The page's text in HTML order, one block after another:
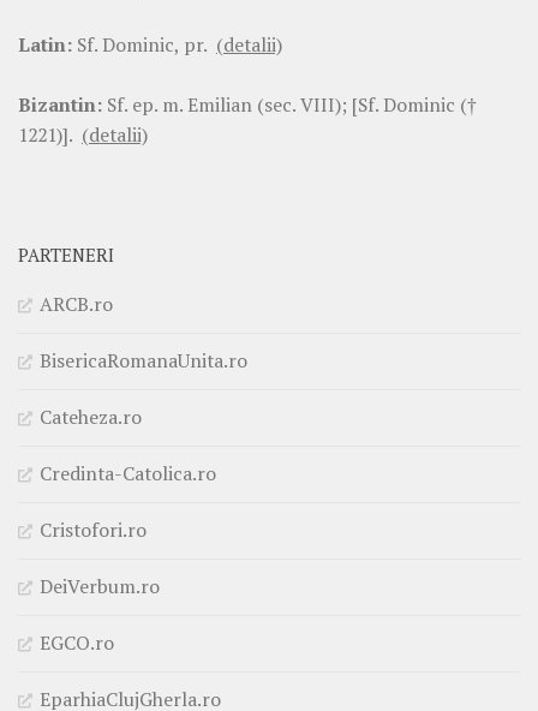
Latin: Sf. Dominic, pr. (detalii)
Bizantin: Sf. ep. m. Emilian (sec. VIII); [Sf. Dominic (†
1221)]. (detalii)
PARTENERI
ARCB.ro
BisericaRomanaUnita.ro
Cateheza.ro
Credinta-Catolica.ro
Cristofori.ro
DeiVerbum.ro
EGCO.ro
EparhiaClujGherla.ro